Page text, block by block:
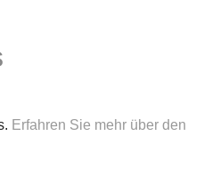
Erfahren Sie mehr über den